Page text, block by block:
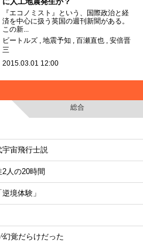
『エコノミスト』という、国際政治と経
済を中心に扱う英国の週刊新聞がある。
この新...
ビートルズ
地震予知 百瀬直也
安倍晋
三
2015.03.01 12:00
総合
宙飛行士説
人の20時間
境体験」
幻覚だらけだった